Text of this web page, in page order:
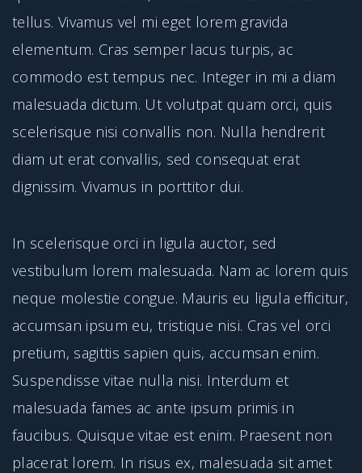
tellus. Vivamus vel mi eget lorem gravida
elementum. Cras semper lacus turpis, ac
commodo est tempus nec. Integer in mi a diam
malesuada dictum. Ut volutpat quam orci, quis
scelerisque nisi convallis non. Nulla hendrerit
diam ut erat convallis, sed consequat erat
dignissim. Vivamus in porttitor dui.
In scelerisque orci in ligula auctor, sed
vestibulum lorem malesuada. Nam ac lorem quis
neque molestie congue. Mauris eu ligula efficitur,
accumsan ipsum eu, tristique nisi. Cras vel orci
pretium, sagittis sapien quis, accumsan enim.
Suspendisse vitae nulla nisi. Interdum et
malesuada fames ac ante ipsum primis in
faucibus. Quisque vitae est enim. Praesent non
placerat lorem. In risus ex, malesuada sit amet